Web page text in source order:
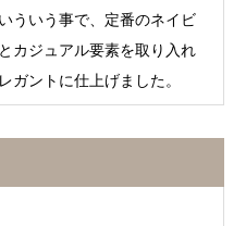
ういう事で、定番のネイビ
カジュアル要素を取り入れ
ガントに仕上げました。